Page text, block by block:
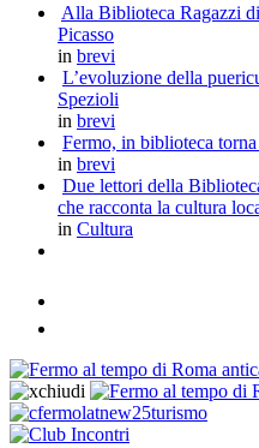
Alla Biblioteca Ragazzi
Picasso
in brevi
L’evoluzione della
Spezioli
in brevi
Fermo, in biblioteca
in brevi
Due lettori della
che racconta la cultura
in Cultura